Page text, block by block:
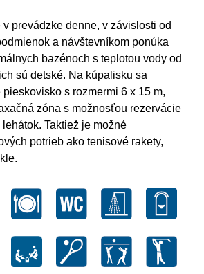
prevádzke denne, v závislosti od
a návštevníkom ponúka
bazénoch s teplotou vody od
sú detské. Na kúpalisku sa
s rozmermi 6 x 15 m,
zóna s možnosťou rezervácie
Taktiež je možné
potrieb ako tenisové rakety,